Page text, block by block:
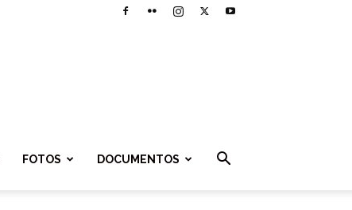
FOTOS DOCUMENTOS